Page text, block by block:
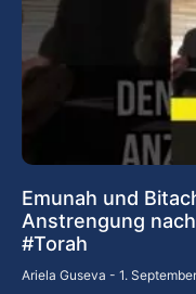
Emunah und
Anstrengung
#Torah
Ariela Guseva 1.